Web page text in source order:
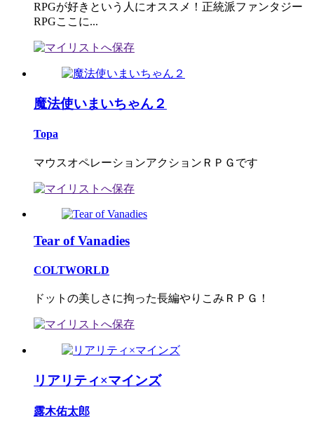
RPGが好きという人にオススメ！正統派ファンタジー
RPGここに...
魔法使いまいちゃん２
Topa
マウスオペレーションアクションＲＰＧです
Tear of Vanadies
COLTWORLD
ドットの美しさに拘った長編やりこみＲＰＧ！
リアリティ×マインズ
露木佑太郎